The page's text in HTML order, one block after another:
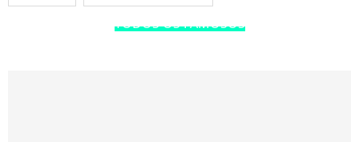
TODOS OS FAMOSOS